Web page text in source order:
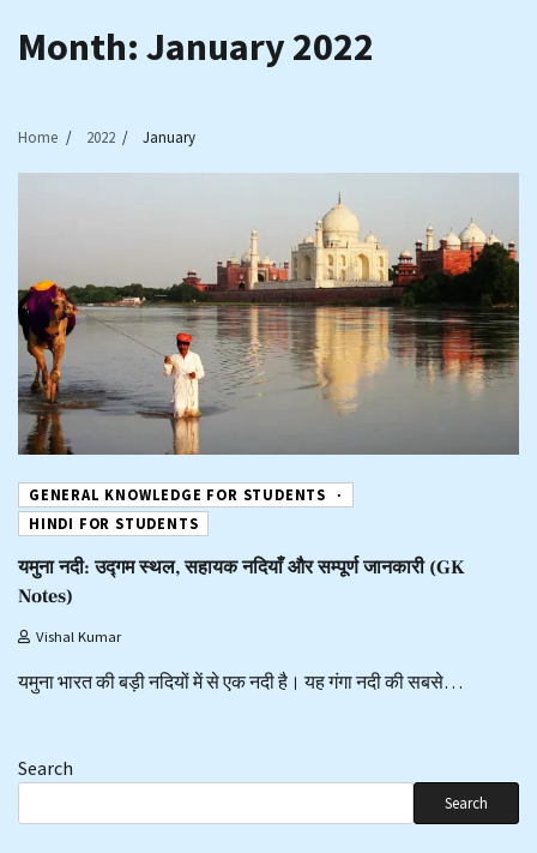
Month: January 2022
Home 2022 January
GENERAL KNOWLEDGE FOR STUDENTS
HINDI FOR STUDENTS
यमुना नदी: उद्गम स्थल, सहायक नदियाँ और सम्पूर्ण जानकारी (GK
Notes)
Vishal Kumar
यमुना भारत की बड़ी नदियों में से एक नदी है। यह गंगा नदी की सबसे…
Search
Search